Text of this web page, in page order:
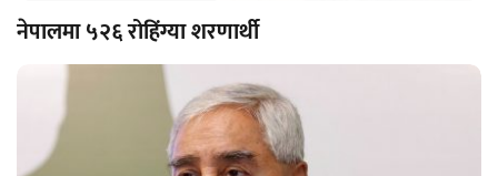
नेपालमा ५२६ रोहिंग्या शरणार्थी